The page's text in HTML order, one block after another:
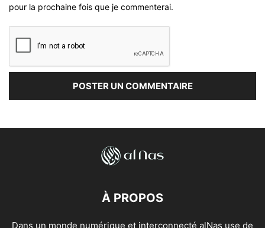
pour la prochaine fois que je commenterai.
À PROPOS
Dans un monde numérique et interconnecté alNas use de